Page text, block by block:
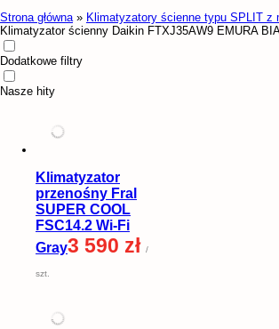
Strona główna » Klimatyzatory ścienne typu SPLIT z
Klimatyzator ścienny Daikin FTXJ35AW9 EMURA
Dodatkowe filtry
Nasze hity
Klimatyzator
przenośny Fral
SUPER COOL
FSC14.2 Wi-Fi
Gray3 590 zł /
szt.